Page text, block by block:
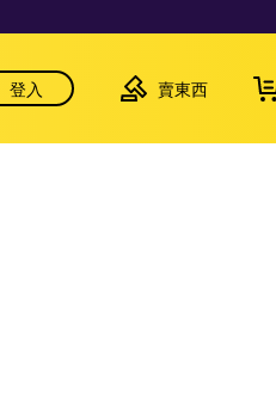
登入 賣東西